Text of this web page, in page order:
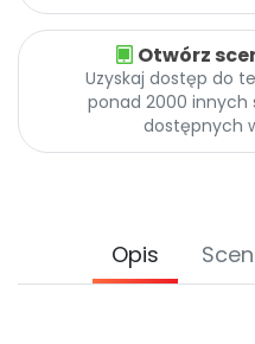
Otwórz
Uzyskaj dostęp do
ponad 2000 innych
dostępnych
Opis